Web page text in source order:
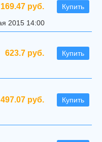
169.47 руб. Купить
2015 14:00
623.7 руб. Купить
497.07 руб. Купить